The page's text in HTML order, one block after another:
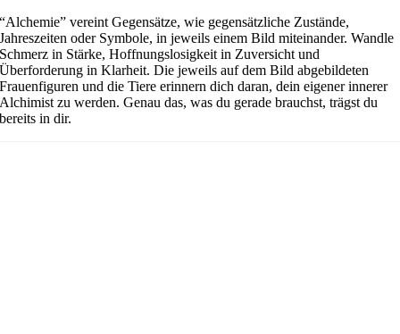
“Alchemie” vereint Gegensätze, wie gegensätzliche Zustände,
Jahreszeiten oder Symbole, in jeweils einem Bild miteinander.Wandle
Schmerz in Stärke, Hoffnungslosigkeit in Zuversicht und
Überforderung in Klarheit. Die jeweils auf dem Bild abgebildeten
Frauenfiguren und die Tiere erinnern dich daran, dein eigener innerer
Alchimist zu werden. Genau das, was du gerade brauchst, trägst du
bereits in dir.